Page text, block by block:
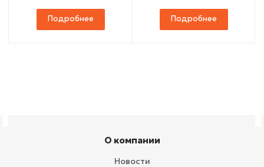
Подробнее Подробнее
О компании
Новости